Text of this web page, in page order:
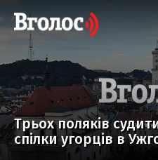
Трьох поляків
спілки угорців в